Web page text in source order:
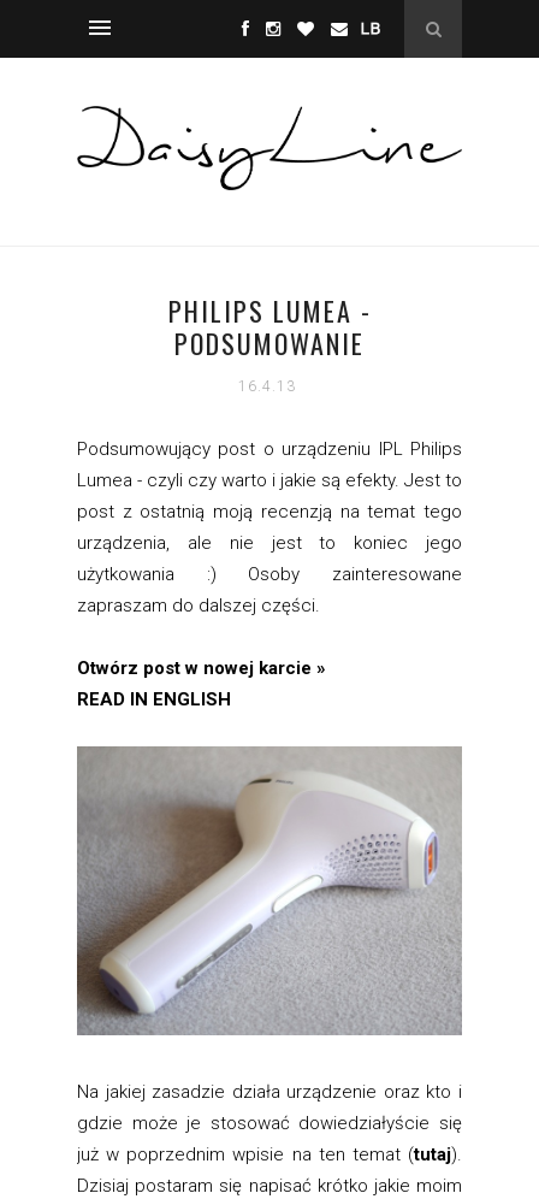
PHILIPS LUMEA -
PODSUMOWANIE
16.4.13
Podsumowujący post o urządzeniu IPL Philips
Lumea - czyli czy warto i jakie są efekty. Jest to
post z ostatnią moją recenzją na temat tego
urządzenia, ale nie jest to koniec jego
użytkowania :) Osoby zainteresowane
zapraszam do dalszej części.
Otwórz post w nowej karcie »
READ IN ENGLISH
Na jakiej zasadzie działa urządzenie oraz kto i
gdzie może je stosować dowiedziałyście się
już w poprzednim wpisie na ten temat (tutaj).
Dzisiaj postaram się napisać krótko jakie moim